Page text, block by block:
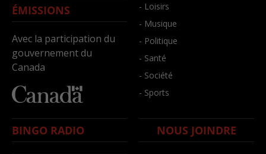
ÉMISSIONS
Avec la participation du
gouvernement du
Canada
- Loisirs
- Musique
- Politique
- Santé
- Société
- Sports
BINGO RADIO NOUS JOINDRE